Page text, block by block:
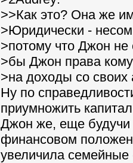
>>Как это? Она же
>Юридически -
>потому что Джон
>бы Джон права
>на доходы со своих
Ну по
приумножить
Джон же, еще будучи
финансовом
увеличила